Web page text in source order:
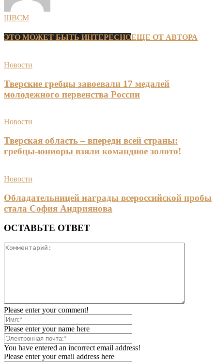
ШВСМ
ЭТО МОЖЕТ БЫТЬ ИНТЕРЕСНОЕЩЕ ОТ АВТОРА
Новости
Тверские гребцы завоевали 17 медалей
молодежного первенства России
Новости
Тверская область – впереди всей страны:
гребцы-юниоры взяли командное золото!
Новости
Обладательницей награды всероссийской пробы
стала София Андриянова
ОСТАВЬТЕ ОТВЕТ
Please enter your comment!
Please enter your name here
You have entered an incorrect email address!
Please enter your email address here